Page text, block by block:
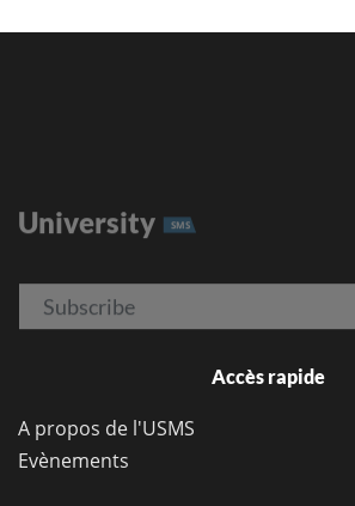
Email
Accès rapide
A propos de l'USMS
Evènements